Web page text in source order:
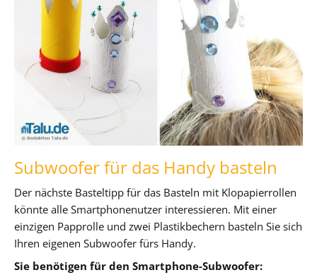
Subwoofer für das Handy basteln
Der nächste Basteltipp für das Basteln mit Klopapierrollen
könnte alle Smartphonenutzer interessieren. Mit einer
einzigen Papprolle und zwei Plastikbechern basteln Sie sich
Ihren eigenen Subwoofer fürs Handy.
Sie benötigen für den Smartphone-Subwoofer: